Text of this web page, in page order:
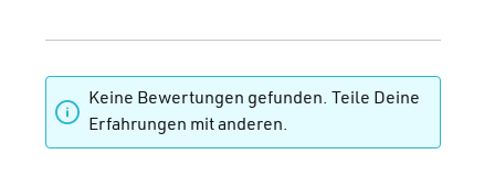
Keine Bewertungen gefunden. Teile Deine
Erfahrungen mit anderen.